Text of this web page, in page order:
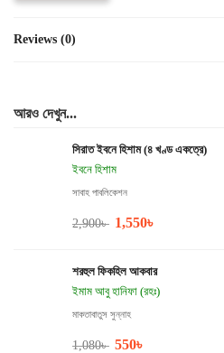
Reviews (0)
আরও দেখুন...
সিরাত ইবনে হিশাম (৪ খণ্ড একত্রে)
ইবনে হিশাম
সাবাহ পাবলিকেশন
2,900৳ 1,550৳
শরহুল ফিকহিল আকবার
ইমাম আবু হানিফা (রহঃ)
মাকতাবাতুস সুন্নাহ
1,080৳ 550৳